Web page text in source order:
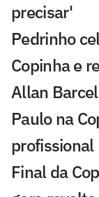
precisar'
Pedrinho
Copinha e
Allan
Paulo na
profissional
Final da